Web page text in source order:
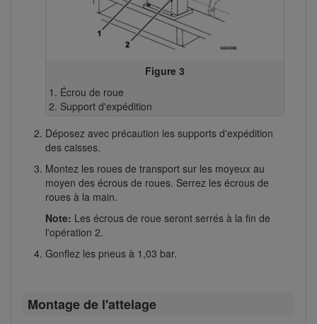
Figure 3
Écrou de roue
Support d'expédition
Déposez avec précaution les supports d'expédition
des caisses.
Montez les roues de transport sur les moyeux au
moyen des écrous de roues. Serrez les écrous de
roues à la main.
Note: Les écrous de roue seront serrés à la fin de
l'opération 2.
Gonflez les pneus à 1,03 bar.
Montage de l'attelage